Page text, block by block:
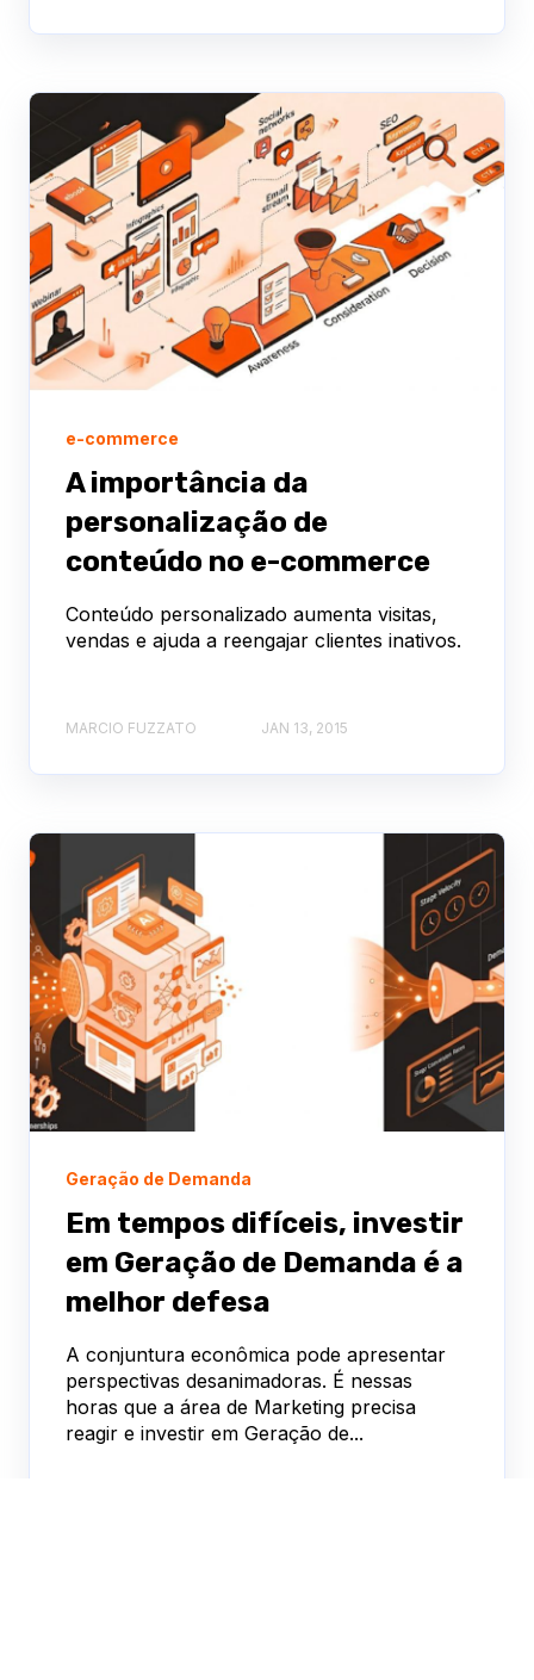
e-commerce
A importância da
personalização de
conteúdo no e-commerce
Conteúdo personalizado aumenta visitas,
vendas e ajuda a reengajar clientes inativos.
MARCIO FUZZATO JAN 13, 2015
Geração de Demanda
Em tempos difíceis, investir
em Geração de Demanda é a
melhor defesa
A conjuntura econômica pode apresentar
perspectivas desanimadoras. É nessas
horas que a área de Marketing precisa
reagir e investir em Geração de...